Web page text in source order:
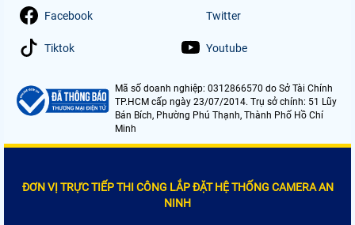
Facebook Twitter
Tiktok Youtube
Mã số doanh nghiệp: 0312866570 do Sở Tài Chính
TP.HCM cấp ngày 23/07/2014. Trụ sở chính: 51 Lũy
Bán Bích, Phường Phú Thạnh, Thành Phố Hồ Chí
Minh
ĐƠN VỊ TRỰC TIẾP THI CÔNG LẮP ĐẶT HỆ THỐNG CAMERA AN
NINH